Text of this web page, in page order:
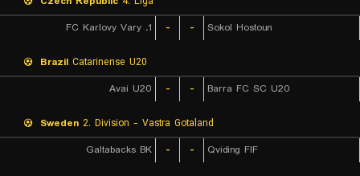
1. FC Karlovy Vary
- - Sokol Hostoun
Brazil Catarinense U20
Avai U20
- - Barra FC SC U20
Sweden 2. Division - Vastra Gotaland
Galtabacks BK
- - Qviding FIF